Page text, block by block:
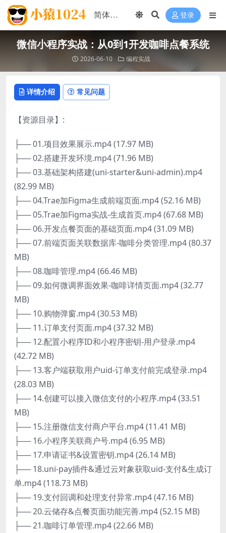
登录
微信小程序实战：从0到1开发咖啡点餐系统
2026-06-10 编程实战
详情介绍 常见问题
【资源目录】:
├── 01.项目效果展示.mp4 (17.97 MB)
├── 02.搭建开发环境.mp4 (71.96 MB)
├── 03.基础架构搭建(uni-starter&uni-admin).mp4
(82.99 MB)
├── 04.Trae加Figma生成前端页面.mp4 (52.16 MB)
├── 05.Trae加Figma实战-生成首页.mp4 (67.68 MB)
├── 06.开发点餐页面的基础页面.mp4 (31.09 MB)
├── 07.前端页面关联数据库-咖啡分类管理.mp4 (80.37
MB)
├── 08.咖啡管理.mp4 (66.46 MB)
├── 09.如何微调界面效果-咖啡详情页面.mp4 (32.77
MB)
├── 10.购物弹窗.mp4 (30.53 MB)
├── 11.订单支付页面.mp4 (37.32 MB)
├── 12.配置小程序ID和小程序密钥-用户登录.mp4
(42.72 MB)
├── 13.客户端获取用户uid-订单支付前完成登录.mp4
(28.03 MB)
├── 14.创建可以接入微信支付的小程序.mp4 (33.51
MB)
├── 15.注册微信支付商户平台.mp4 (11.41 MB)
├── 16.小程序关联商户号.mp4 (6.95 MB)
├── 17.申请证书&设置密钥.mp4 (26.14 MB)
├── 18.uni-pay插件&通过云对象获取uid-支付&生成订
单.mp4 (118.73 MB)
├── 19.支付回调和处理支付异常.mp4 (47.16 MB)
├── 20.云储存&点餐页面功能完善.mp4 (52.15 MB)
├── 21.咖啡订单管理.mp4 (22.66 MB)